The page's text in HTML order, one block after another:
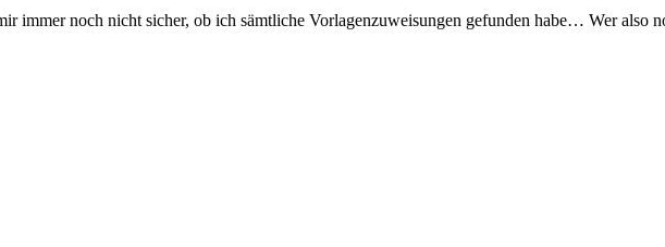
immer noch nicht sicher, ob ich sämtliche Vorlagenzuweisungen gefunden habe… Wer